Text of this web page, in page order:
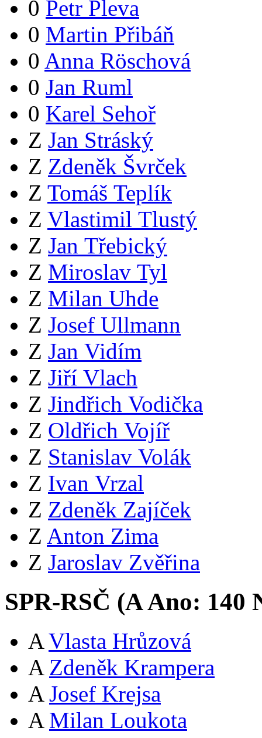
0 Petr Pleva
0 Martin Přibáň
0 Anna Röschová
0 Jan Ruml
0 Karel Sehoř
Z Jan Stráský
Z Zdeněk Švrček
Z Tomáš Teplík
Z Vlastimil Tlustý
Z Jan Třebický
Z Miroslav Tyl
Z Milan Uhde
Z Josef Ullmann
Z Jan Vidím
Z Jiří Vlach
Z Jindřich Vodička
Z Oldřich Vojíř
Z Stanislav Volák
Z Ivan Vrzal
Z Zdeněk Zajíček
Z Anton Zima
Z Jaroslav Zvěřina
SPR-RSČ (AAno: 140
A Vlasta Hrůzová
A Zdeněk Krampera
A Josef Krejsa
A Milan Loukota